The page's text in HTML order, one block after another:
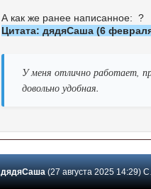
А как же ранее написанное: ?
Цитата: дядяСаша (6
У меня отлично работает,
довольно удобная.
дядяСаша(27 августа 2025 14:29) Сообщение #28